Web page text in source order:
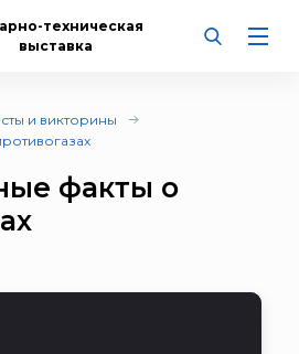
техническая
выставка
и викторины
факты о